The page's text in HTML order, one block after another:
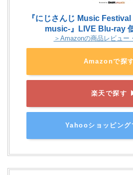
『にじさんじ Music
music-』LIVE Blu-ray
＞Amazonの商品レビュー
Amazonで探
楽天で探す
Yahooショッピン